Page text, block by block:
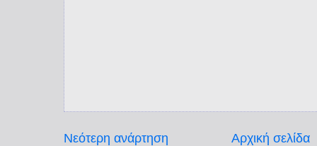
Νεότερη ανάρτηση Αρχική σελίδα